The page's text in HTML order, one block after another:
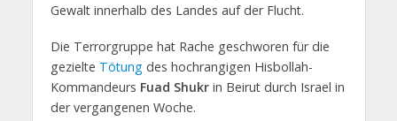
Gewalt innerhalb des Landes auf der Flucht.
Die Terrorgruppe hat Rache geschworen für die
gezielte Tötungdes hochrangigen Hisbollah-
Kommandeurs Fuad Shukrin Beirut durch Israel in
der vergangenen Woche.